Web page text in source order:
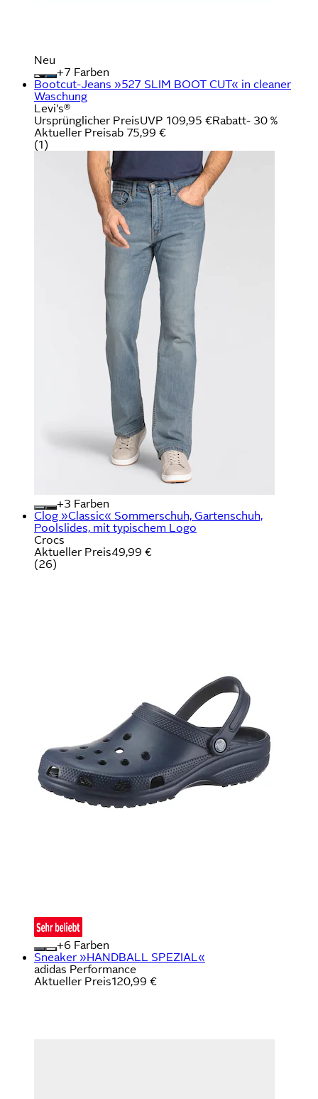
Neu
+
Farben
Bootcut-Jeans »527 SLIM BOOT CUT« in cleaner
Waschung
Levi's®
Ursprünglicher PreisUVP 109,95 €Rabatt- 30 %
Aktueller Preisab 75,99 €
(1)
+
Farben
Clog »Classic« Sommerschuh, Gartenschuh,
Poolslides, mit typischem Logo
Crocs
Aktueller Preis49,99 €
(26)
+
Farben
Sneaker »HANDBALL SPEZIAL«
adidas Performance
Aktueller Preis120,99 €